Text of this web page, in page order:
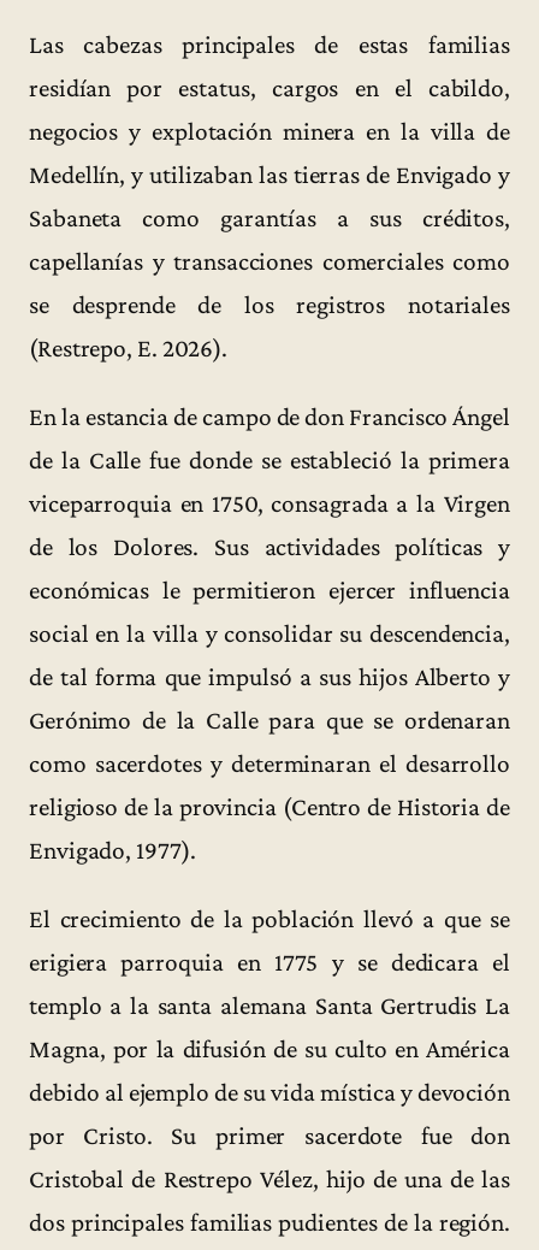
Las cabezas principales de estas familias
residían por estatus, cargos en el cabildo,
negocios y explotación minera en la villa de
Medellín, y utilizaban las tierras de Envigado y
Sabaneta como garantías a sus créditos,
capellanías y transacciones comerciales como
se desprende de los registros notariales
(Restrepo, E. 2026).
En la estancia de campo de don Francisco Ángel
de la Calle fue donde se estableció la primera
viceparroquia en 1750, consagrada a la Virgen
de los Dolores. Sus actividades políticas y
económicas le permitieron ejercer influencia
social en la villa y consolidar su descendencia,
de tal forma que impulsó a sus hijos Alberto y
Gerónimo de la Calle para que se ordenaran
como sacerdotes y determinaran el desarrollo
religioso de la provincia (Centro de Historia de
Envigado, 1977).
El crecimiento de la población llevó a que se
erigiera parroquia en 1775 y se dedicara el
templo a la santa alemana Santa Gertrudis La
Magna, por la difusión de su culto en América
debido al ejemplo de su vida mística y devoción
por Cristo. Su primer sacerdote fue don
Cristobal de Restrepo Vélez, hijo de una de las
dos principales familias pudientes de la región.